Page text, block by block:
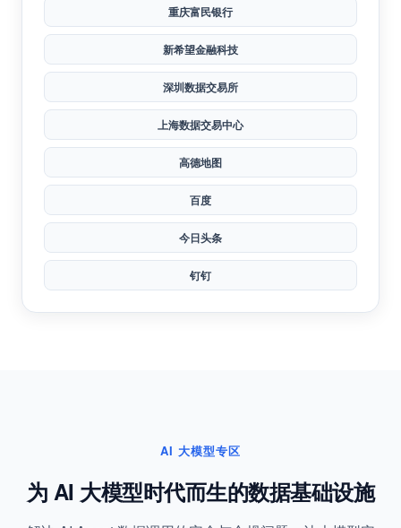
顺德农商银行
浙江稠州商业银行
重庆富民银行
新希望金融科技
深圳数据交易所
上海数据交易中心
高德地图
百度